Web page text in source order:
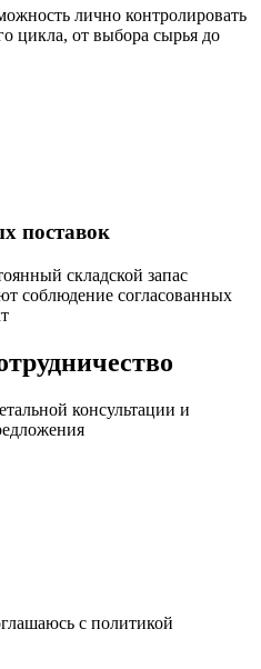
лично контролировать
цикла, от выбора сырья до
поставок
складской запас
соблюдение согласованных
консультации и
с политикой